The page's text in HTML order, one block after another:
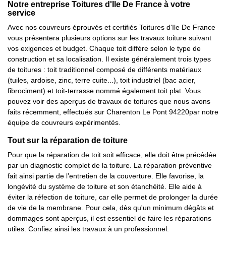
Notre entreprise Toitures d'Ile De France à votre
service
Avec nos couvreurs éprouvés et certifiés Toitures d'Ile De France
vous présentera plusieurs options sur les travaux toiture suivant
vos exigences et budget. Chaque toit diffère selon le type de
construction et sa localisation. Il existe généralement trois types
de toitures : toit traditionnel composé de différents matériaux
(tuiles, ardoise, zinc, terre cuite...), toit industriel (bac acier,
fibrociment) et toit-terrasse nommé également toit plat. Vous
pouvez voir des aperçus de travaux de toitures que nous avons
faits récemment, effectués sur Charenton Le Pont 94220par notre
équipe de couvreurs expérimentés.
Tout sur la réparation de toiture
Pour que la réparation de toit soit efficace, elle doit être précédée
par un diagnostic complet de la toiture. La réparation préventive
fait ainsi partie de l’entretien de la couverture. Elle favorise, la
longévité du système de toiture et son étanchéité. Elle aide à
éviter la réfection de toiture, car elle permet de prolonger la durée
de vie de la membrane. Pour cela, dès qu'un minimum dégâts et
dommages sont aperçus, il est essentiel de faire les réparations
utiles. Confiez ainsi les travaux à un professionnel.